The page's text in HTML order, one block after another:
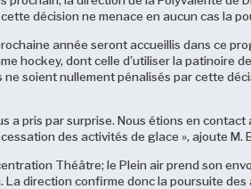
décision ne menace en aucun cas la
année seront accueillis dans ce
hockey, dont celle d'utiliser la patinoire
soient nullement pénalisés par cette
a pris par surprise. Nous étions en
des activités de glace », ajoute M.
Théâtre; le Plein air prend son
La direction confirme donc la poursuite